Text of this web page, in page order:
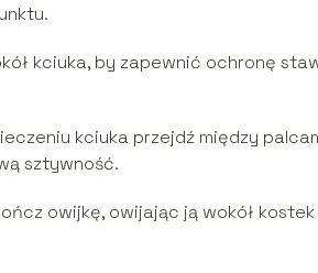
kciuka, by zapewnić ochronę
kciuka przejdź między
sztywność.
owijkę, owijając ją wokół kostek